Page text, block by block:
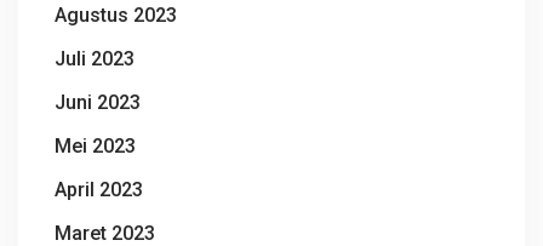
Agustus 2023
Juli 2023
Juni 2023
Mei 2023
April 2023
Maret 2023